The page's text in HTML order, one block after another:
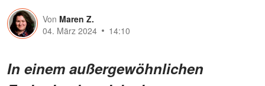
Von Maren Z.
04. März 2024
14:10
In einem außergewöhnlichen